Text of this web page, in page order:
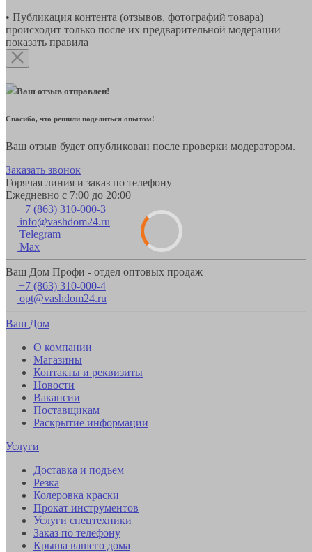
• Публикация контента (отзывов, фотографий товара)
происходит только после их предварительной модерации
показать правила
Ваш отзыв отправлен!
Спасибо, что решили поделиться опытом!
Ваш отзыв будет опубликован после проверки модератором.
Заказать звонок
Горячая линия и заказ по телефону
Ежедневно с 7:00 до 20:00
+7 (863) 310-000-3
info@vashdom24.ru
Telegram
Max
Ваш Дом Профи - отдел оптовых продаж
+7 (863) 310-000-4
opt@vashdom24.ru
Ваш Дом
О компании
Магазины
Контакты и реквизиты
Новости
Вакансии
Поставщикам
Раскрытие информации
Услуги
Доставка и подъем
Резка
Колеровка краски
Прокат инструментов
Услуги спецтехники
Заказ по телефону
Крыша вашего дома